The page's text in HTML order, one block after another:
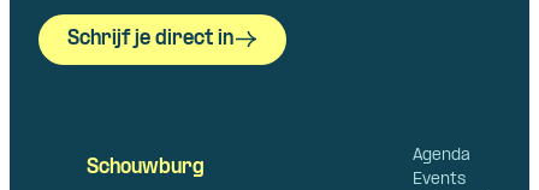
Schrijf je direct in
Agenda
Events
Schouwburg